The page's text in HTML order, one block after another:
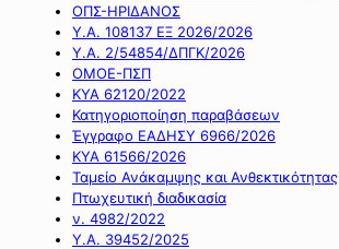
ΟΠΣ-ΗΡΙΔΑΝΟΣ
Υ.Α. 108137 ΕΞ 2026/2026
Υ.Α. 2/54854/ΔΠΓΚ/2026
ΟΜΟΕ-ΠΣΠ
ΚΥΑ 62120/2022
Κατηγοριοποίηση παραβάσεων
Έγγραφο ΕΑΔΗΣΥ 6966/2026
ΚΥΑ 61566/2026
Ταμείο Ανάκαμψης και Ανθεκτικότητας
Πτωχευτική διαδικασία
ν. 4982/2022
Υ.Α. 39452/2025